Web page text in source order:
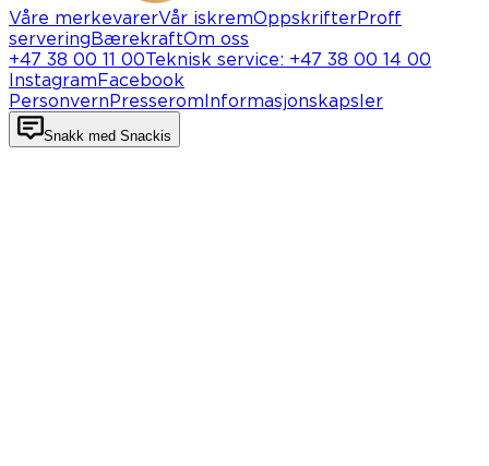
Våre merkevarerVår iskremOppskrifterProff
servering BærekraftOm oss
+47 38 00 11 00Teknisk service: +47 38 00 14 00
Instagram Facebook
Personvern Presserom Informasjonskapsler
Snakk med Snackis